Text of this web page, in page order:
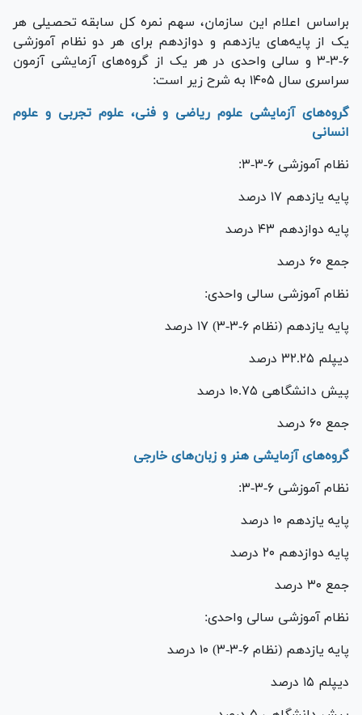
براساس اعلام این سازمان، سهم نمره کل سابقه تحصیلی هر
یک از پایه‌های یازدهم و دوازدهم برای هر دو نظام آموزشی
۶-۳-۳ و سالی واحدی در هر یک از گروه‌های آزمایشی آزمون
سراسری سال ۱۴۰۵ به شرح زیر است:
گروه‌های آزمایشی علوم ریاضی و فنی، علوم تجربی و علوم
انسانی
نظام آموزشی ۶-۳-۳:
پایه یازدهم ۱۷ درصد
پایه دوازدهم ۴۳ درصد
جمع ۶۰ درصد
نظام آموزشی سالی واحدی:
پایه یازدهم (نظام ۶-۳-۳) ۱۷ درصد
دیپلم ۳۲.۲۵ درصد
پیش دانشگاهی ۱۰.۷۵ درصد
جمع ۶۰ درصد
گروه‌های آزمایشی هنر و زبان‌های خارجی
نظام آموزشی ۶-۳-۳:
پایه یازدهم ۱۰ درصد
پایه دوازدهم ۲۰ درصد
جمع ۳۰ درصد
نظام آموزشی سالی واحدی:
پایه یازدهم (نظام ۶-۳-۳) ۱۰ درصد
دیپلم ۱۵ درصد